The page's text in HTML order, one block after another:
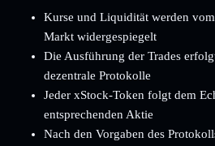
Kurse und Liquidität werden
Markt widergespiegelt
Die Ausführung der Trades
dezentrale Protokolle
Jeder xStock-Token folgt dem
entsprechenden Aktie
Nach den Vorgaben des